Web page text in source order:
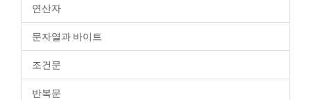
연산자
문자열과 바이트
조건문
반복문